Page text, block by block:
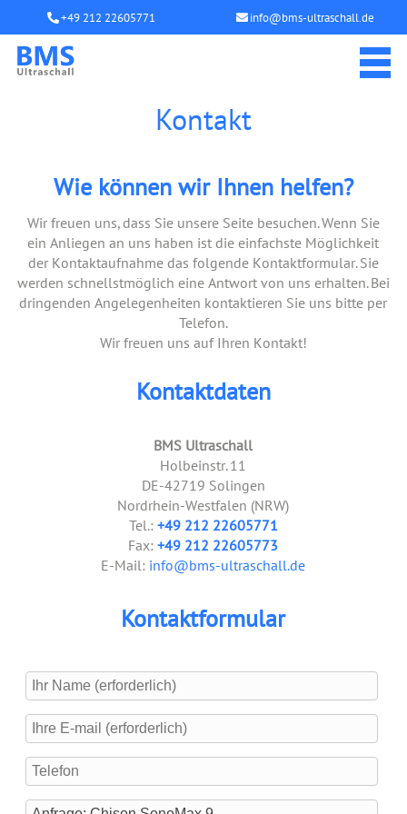
+49 212 22605771 info@bms-ultraschall.de
Kontakt
Wie können wir Ihnen helfen?
Wir freuen uns, dass Sie unsere Seite besuchen. Wenn Sie
ein Anliegen an uns haben ist die einfachste Möglichkeit
der Kontaktaufnahme das folgende Kontaktformular. Sie
werden schnellstmöglich eine Antwort von uns erhalten. Bei
dringenden Angelegenheiten kontaktieren Sie uns bitte per
Telefon.
Wir freuen uns auf Ihren Kontakt!
Kontaktdaten
BMS Ultraschall
Holbeinstr. 11
DE-42719 Solingen
Nordrhein-Westfalen (NRW)
Tel.: +49 212 22605771
Fax:+49 212 22605773
E-Mail: info@bms-ultraschall.de
Kontaktformular